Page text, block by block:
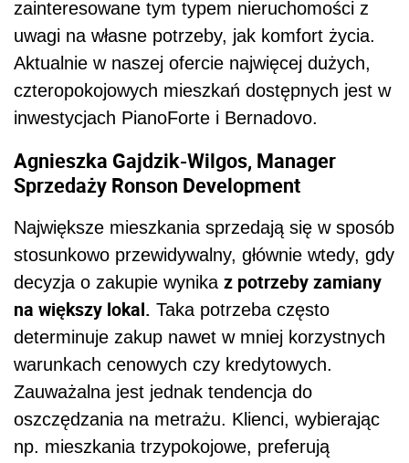
zainteresowane tym typem nieruchomości z
uwagi na własne potrzeby, jak komfort życia.
Aktualnie w naszej ofercie najwięcej dużych,
czteropokojowych mieszkań dostępnych jest w
inwestycjach PianoForte i Bernadovo.
Agnieszka Gajdzik-Wilgos, Manager
Sprzedaży Ronson Development
Największe mieszkania sprzedają się w sposób
stosunkowo przewidywalny, głównie wtedy, gdy
decyzja o zakupie wynika z potrzeby zamiany
na większy lokal. Taka potrzeba często
determinuje zakup nawet w mniej korzystnych
warunkach cenowych czy kredytowych.
Zauważalna jest jednak tendencja do
oszczędzania na metrażu. Klienci, wybierając
np. mieszkania trzypokojowe, preferują